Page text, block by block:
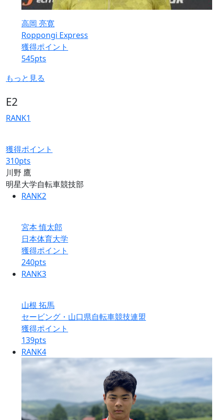
高岡 亮寛
Roppongi Express
獲得ポイント
545pts
もっと見る
E2
RANK1
獲得ポイント
310pts
川野 鷹
明星大学自転車競技部
RANK2
宮本 慎太郎
日本体育大学
獲得ポイント
240pts
RANK3
山根 拓馬
セービング・山口県自転車競技連盟
獲得ポイント
139pts
RANK4